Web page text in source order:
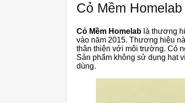
Cỏ Mềm Homelab
Cỏ Mềm Homelab là thương
vào năm 2015. Thương hiệu
thân thiện với môi trường. Có
Sản phẩm không sử dụng hạt
dùng.